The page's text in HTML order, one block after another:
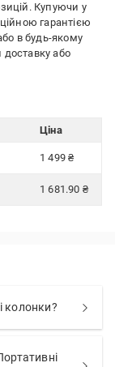
Купуючи у
гарантією
в будь-якому
або
Ціна
1 499 ₴
1 681.90 ₴
колонки?